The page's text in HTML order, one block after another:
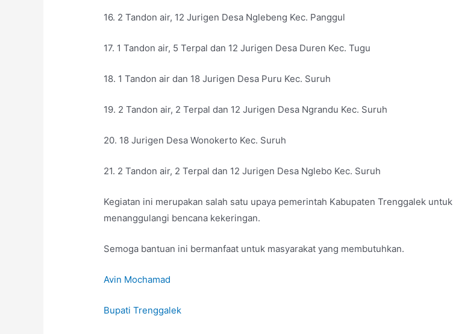
16. 2 Tandon air, 12 Jurigen Desa Nglebeng Kec. Panggul
17. 1 Tandon air, 5 Terpal dan 12 Jurigen Desa Duren Kec. Tugu
18. 1 Tandon air dan 18 Jurigen Desa Puru Kec. Suruh
19. 2 Tandon air, 2 Terpal dan 12 Jurigen Desa Ngrandu Kec. Suruh
20. 18 Jurigen Desa Wonokerto Kec. Suruh
21. 2 Tandon air, 2 Terpal dan 12 Jurigen Desa Nglebo Kec. Suruh
Kegiatan ini merupakan salah satu upaya pemerintah Kabupaten Trenggalek untuk
menanggulangi bencana kekeringan.
Semoga bantuan ini bermanfaat untuk masyarakat yang membutuhkan.
Avin Mochamad
Bupati Trenggalek